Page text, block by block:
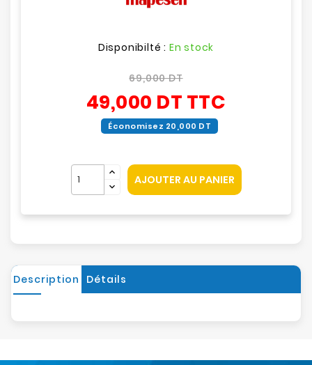
Disponibilté : En stock
69,000 DT
49,000 DT TTC
Économisez 20,000 DT
AJOUTER AU PANIER
Description Détails